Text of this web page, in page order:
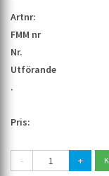
- +